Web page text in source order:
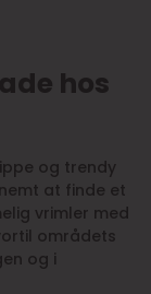
hos
og trendy
at finde et
vrimler med
områdets
og i